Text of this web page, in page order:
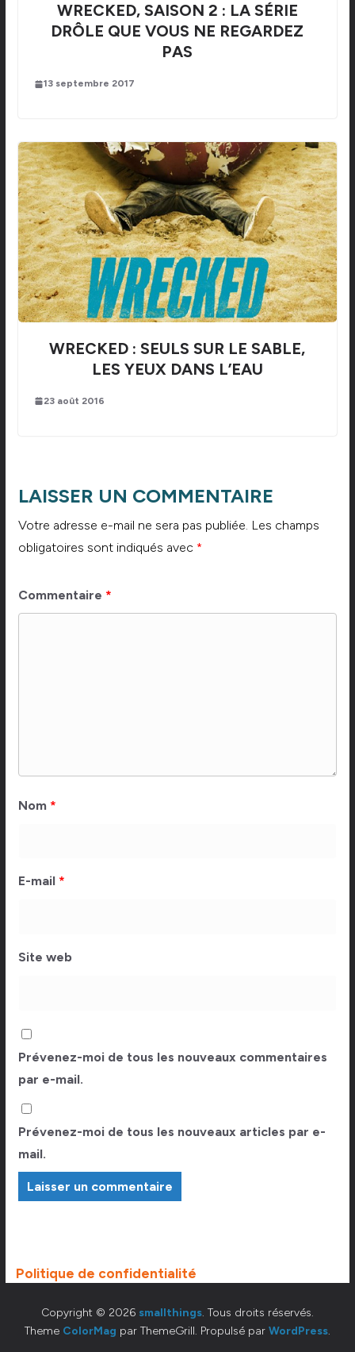
WRECKED, SAISON 2 : LA SÉRIE
DRÔLE QUE VOUS NE REGARDEZ
PAS
13 septembre 2017
WRECKED : SEULS SUR LE SABLE,
LES YEUX DANS L’EAU
23 août 2016
LAISSER UN COMMENTAIRE
Votre adresse e-mail ne sera pas publiée. Les champs
obligatoires sont indiqués avec *
Commentaire *
Nom *
E-mail *
Site web
Prévenez-moi de tous les nouveaux commentaires
par e-mail.
Prévenez-moi de tous les nouveaux articles par e-
mail.
Politique de confidentialité
Copyright © 2026 smallthings. Tous droits réservés.
Theme ColorMag par ThemeGrill. Propulsé par WordPress.